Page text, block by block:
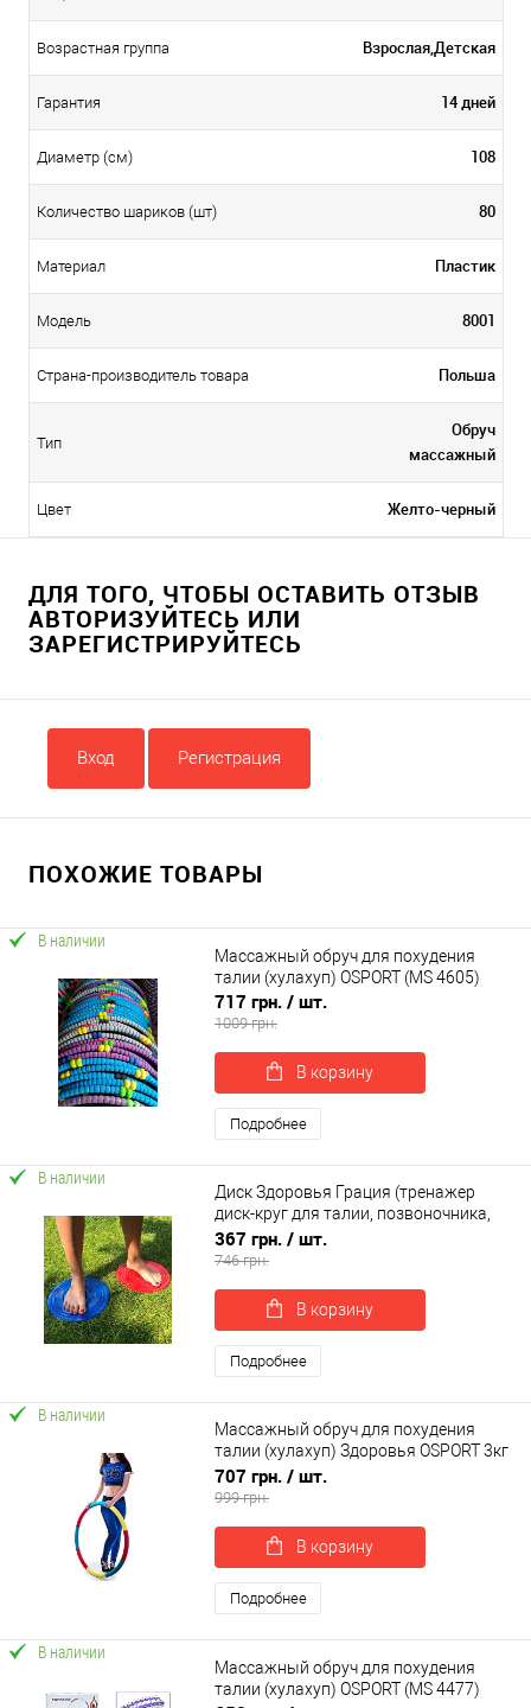
Возрастная группа Взрослая,Детская
Гарантия 14 дней
Диаметр (см) 108
Количество шариков (шт) 80
Материал Пластик
Модель 8001
Страна-производитель товара Польша
Тип
Обруч
массажный
Цвет Желто-черный
ДЛЯ ТОГО, ЧТОБЫ ОСТАВИТЬ ОТЗЫВ
АВТОРИЗУЙТЕСЬ ИЛИ
ЗАРЕГИСТРИРУЙТЕСЬ
Вход Регистрация
ПОХОЖИЕ ТОВАРЫ
В наличии
Массажный обруч для похудения
талии (хулахуп) OSPORT (MS 4605)
717 грн. / шт.
1009 грн.
В корзину
Подробнее
В наличии
Диск Здоровья Грация (тренажер
диск-круг для талии, позвоночника,
пресса) металлический OSPORT (FI-
0107)
367 грн. / шт.
746 грн.
В корзину
Подробнее
В наличии
Массажный обруч для похудения
талии (хулахуп) Здоровья OSPORT 3кг
(OF-0127)
707 грн. / шт.
999 грн.
В корзину
Подробнее
В наличии
Массажный обруч для похудения
талии (хулахуп) OSPORT (MS 4477)